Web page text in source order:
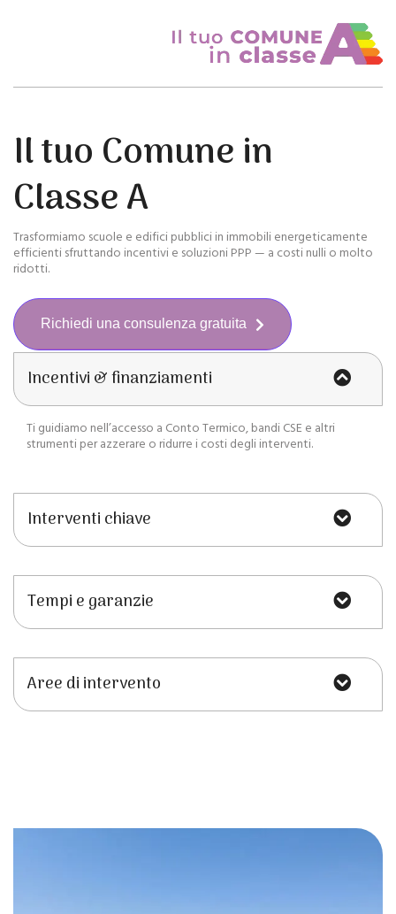
Il tuo Comune in
Classe A
Trasformiamo scuole e edifici pubblici in immobili energeticamente
efficienti sfruttando incentivi e soluzioni PPP — a costi nulli o molto
ridotti.
Richiedi una consulenza gratuita
Incentivi & finanziamenti
Ti guidiamo nell’accesso a Conto Termico, bandi CSE e altri
strumenti per azzerare o ridurre i costi degli interventi.
Interventi chiave
Tempi e garanzie
Aree di intervento